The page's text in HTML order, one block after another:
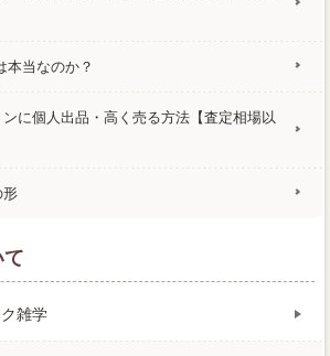
本当なのか？
に個人出品・高く売る方法【査定相場以
雑学